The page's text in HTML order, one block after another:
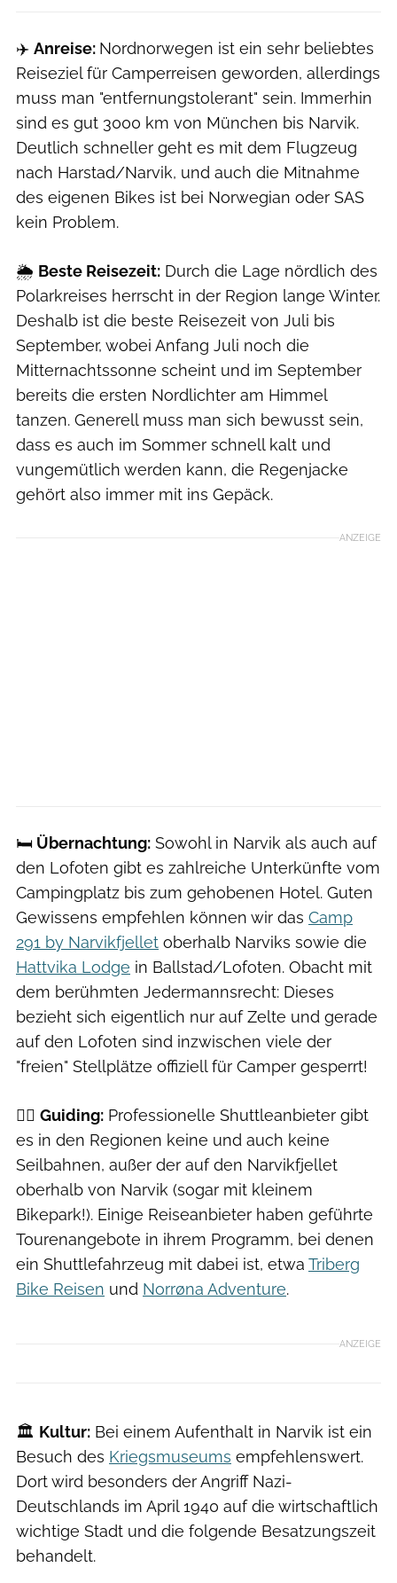
✈️ Anreise: Nordnorwegen ist ein sehr beliebtes
Reiseziel für Camperreisen geworden, allerdings
muss man "entfernungstolerant" sein. Immerhin
sind es gut 3000 km von München bis Narvik.
Deutlich schneller geht es mit dem Flugzeug
nach Harstad/Narvik, und auch die Mitnahme
des eigenen Bikes ist bei Norwegian oder SAS
kein Problem.
🌦️ Beste Reisezeit: Durch die Lage nördlich des
Polarkreises herrscht in der Region lange Winter.
Deshalb ist die beste Reisezeit von Juli bis
September, wobei Anfang Juli noch die
Mitternachtssonne scheint und im September
bereits die ersten Nordlichter am Himmel
tanzen. Generell muss man sich bewusst sein,
dass es auch im Sommer schnell kalt und
vungemütlich werden kann, die Regenjacke
gehört also immer mit ins Gepäck.
ANZEIGE
🛏️ Übernachtung: Sowohl in Narvik als auch auf
den Lofoten gibt es zahlreiche Unterkünfte vom
Campingplatz bis zum gehobenen Hotel. Guten
Gewissens empfehlen können wir das Camp
291 by Narvikfjellet oberhalb Narviks sowie die
Hattvika Lodge in Ballstad/Lofoten. Obacht mit
dem berühmten Jedermannsrecht: Dieses
bezieht sich eigentlich nur auf Zelte und gerade
auf den Lofoten sind inzwischen viele der
"freien" Stellplätze offiziell für Camper gesperrt!
🚵‍♀️ Guiding: Professionelle Shuttleanbieter gibt
es in den Regionen keine und auch keine
Seilbahnen, außer der auf den Narvikfjellet
oberhalb von Narvik (sogar mit kleinem
Bikepark!). Einige Reiseanbieter haben geführte
Tourenangebote in ihrem Programm, bei denen
ein Shuttlefahrzeug mit dabei ist, etwa Triberg
Bike Reisen und Norrøna Adventure.
ANZEIGE
🏛️ Kultur: Bei einem Aufenthalt in Narvik ist ein
Besuch des Kriegsmuseums empfehlenswert.
Dort wird besonders der Angriff Nazi-
Deutschlands im April 1940 auf die wirtschaftlich
wichtige Stadt und die folgende Besatzungszeit
behandelt.